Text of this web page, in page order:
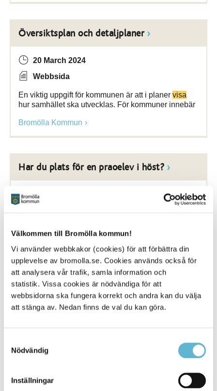
Välkommen till Bromölla kommun!
Vi använder webbkakor (cookies) för att förbättra din
upplevelse av bromolla.se. Cookies används också för
att analysera vår trafik, samla information och
statistik. Vissa cookies är nödvändiga för att
webbsidorna ska fungera korrekt och andra kan du välja
att stänga av. Nedan finns de val du kan göra.
Nödvändig
Inställningar
Översiktsplan och detaljplaner
20 March 2024
Webbsida
En viktig uppgift för kommunen är att i planer visa
hur samhället ska utvecklas. För kommuner innebär
Bromölla Kommun
Har du plats för en praoelev i höst?
18 August 2021
Ta emot en praoelev på din arbetsplats under en
vecka i oktober eller november. ... november.
Inspirera ungdomar inför framtida val ochvisa
samtidigt upp din arbetsplats för en framtida
medarbetare
Bromölla Kommun
2 November 2020